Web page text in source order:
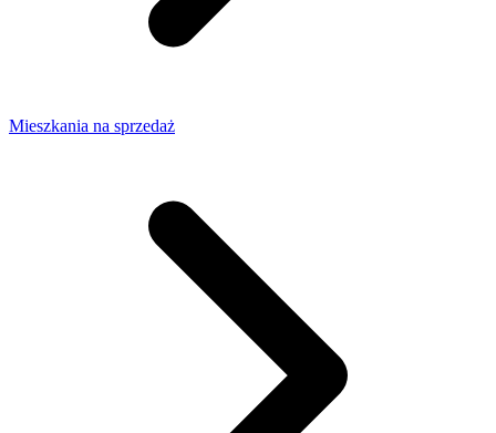
Mieszkania na sprzedaż